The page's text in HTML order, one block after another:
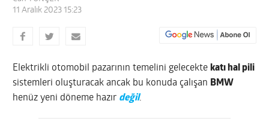
11 Aralık 2023 15:23
Elektrikli otomobil pazarının temelini gelecekte katı hal pili
sistemleri oluşturacak ancak bu konuda çalışan BMW
henüz yeni döneme hazır değil.